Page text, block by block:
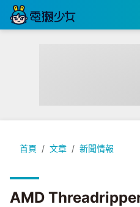
首頁 文章 新聞情報
AMD Threadripper PRO
AMD